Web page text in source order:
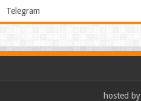
Telegram
hosted by